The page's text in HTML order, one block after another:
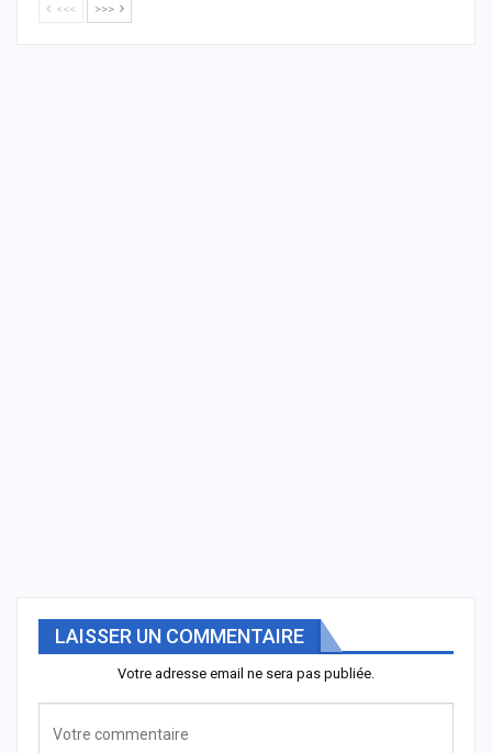
<<< >>>
LAISSER UN COMMENTAIRE
Votre adresse email ne sera pas publiée.